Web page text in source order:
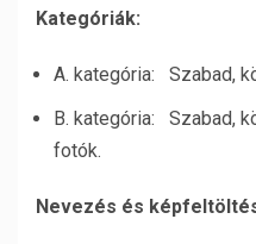
Kategóriák:
A. kategória: Szabad,
B. kategória: Szabad,
fotók.
Nevezés és